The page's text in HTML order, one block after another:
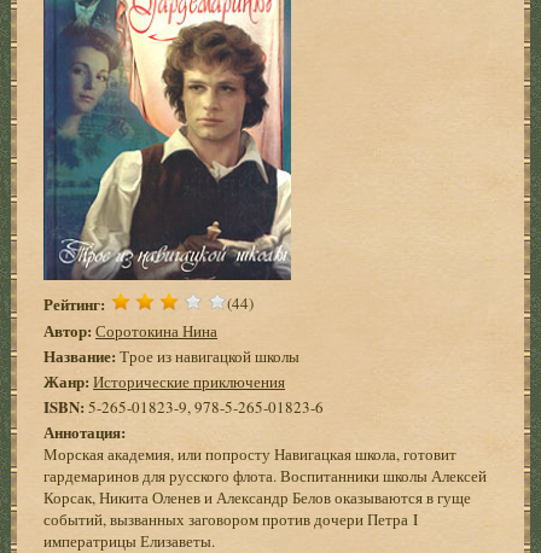
Рейтинг: (44)
Автор: Соротокина Нина
Название: Трое из навигацкой школы
Жанр: Исторические приключения
ISBN: 5-265-01823-9, 978-5-265-01823-6
Аннотация:
Морская академия, или попросту Навигацкая школа, готовит
гардемаринов для русского флота. Воспитанники школы Алексей
Корсак, Никита Оленев и Александр Белов оказываются в гуще
событий, вызванных заговором против дочери Петра I
императрицы Елизаветы.